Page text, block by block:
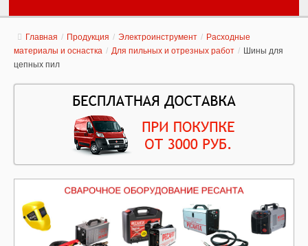
Главная / Продукция / Электроинструмент / Расходные
материалы и оснастка / Для пильных и отрезных работ / Шины для
цепных пил